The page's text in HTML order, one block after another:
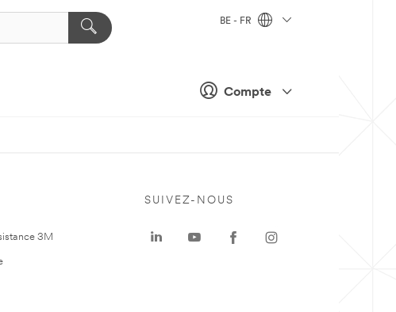
Compte
BE - FR
3M
SUIVEZ-NOUS